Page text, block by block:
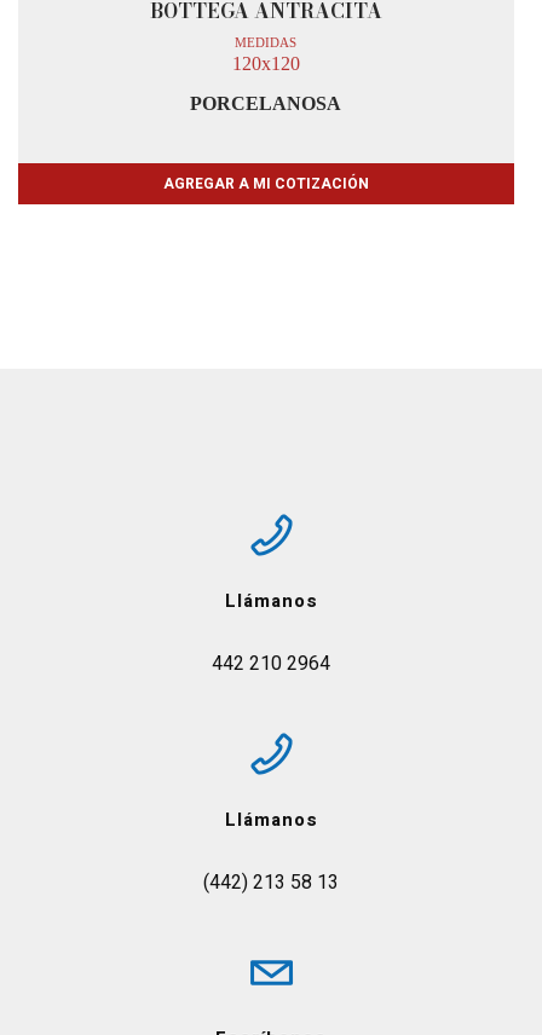
BOTTEGA ANTRACITA
MEDIDAS
120x120
PORCELANOSA
AGREGAR A MI COTIZACIÓN
Llámanos
442 210 2964
Llámanos
(442) 213 58 13